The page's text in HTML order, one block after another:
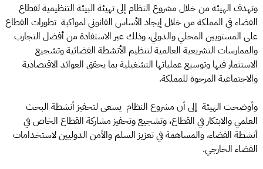
وتهدف الهيئة من خلال مشروع النظام إلى تهيئة البيئة التنظيمية لقطاع
الفضاء في المملكة من خلال إيجاد الأساس القانوني لمواكبة تطورات القطاع
على المستويين المحلي والدولي، وذلك عبر الاستفادة من أفضل التجارب
والممارسات التشريعية العالمية لتنظيم الأنشطة الفضائية وتشجيع
الاستثمار فيها وتوسيع عملياتها التشغيلية بما يحقق العوائد الاقتصادية
والاجتماعية المرجوة للمملكة.
وأوضحت الهيئة إلى أن مشروع النظام يسعى لتحفيز أنشطة البحث
العلمي والابتكار في القطاع، وتشجيع وتحفيز مشاركة القطاع الخاص في
أنشطة الفضاء، والمساهمة في تعزيز السلم والأمن الدوليين لاستخدامات
الفضاء الخارجي.